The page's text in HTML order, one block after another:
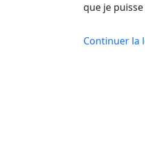
que je
Continuer la